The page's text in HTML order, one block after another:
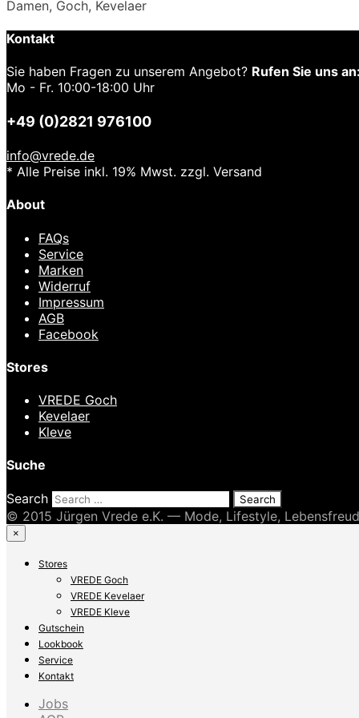
Damen, Goch, Kevelaer
Kontakt
Sie haben Fragen zu unserem Angebot? Rufen Sie uns
Mo - Fr. 10:00-18:00 Uhr
+49 (0)2821 976100
info@vrede.de
* Alle Preise inkl. 19% Mwst. zzgl. Versand
About
FAQs
Service
Marken
Widerruf
Impressum
AGB
Facebook
Stores
VREDE Goch
Kevelaer
Kleve
Suche
Search
© 2015 Jürgen Vrede e.K. — Mode, Lifestyle,
×
Stores
VREDE Goch
VREDE Kevelaer
VREDE Kleve
Gutschein
Lookbook
Service
Kontakt
Jobs